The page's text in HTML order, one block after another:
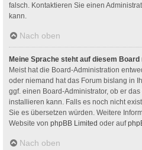
falsch. Kontaktieren Sie einen
kann.
Nach oben
Meine Sprache steht auf diesem
Meist hat die Board-Administration
oder niemand hat das Forum bislang in
ggf. einen Board-Administrator, ob er
installieren kann. Falls es noch nicht
Sie es übersetzen würden. Weitere
Website von phpBB Limited oder auf
Nach oben